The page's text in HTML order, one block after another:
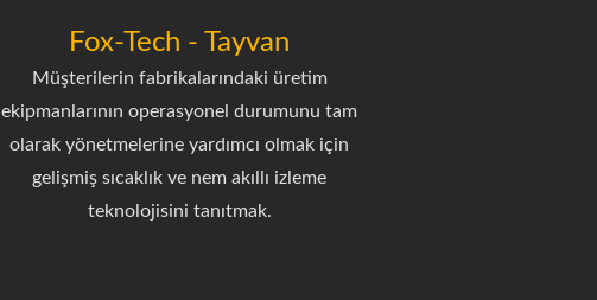
Fox-Tech - Tayvan
Müşterilerin fabrikalarındaki üretim
ekipmanlarının operasyonel durumunu tam
olarak yönetmelerine yardımcı olmak için
gelişmiş sıcaklık ve nem akıllı izleme
teknolojisini tanıtmak.